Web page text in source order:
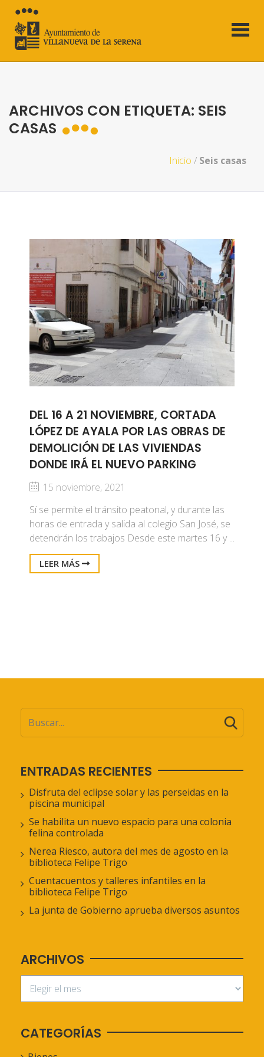
ARCHIVOS CON ETIQUETA: SEIS
CASAS
Inicio / Seis casas
DEL 16 A 21 NOVIEMBRE, CORTADA
LÓPEZ DE AYALA POR LAS OBRAS DE
DEMOLICIÓN DE LAS VIVIENDAS
DONDE IRÁ EL NUEVO PARKING
15 noviembre, 2021
Sí se permite el tránsito peatonal, y durante las
horas de entrada y salida al colegio San José, se
detendrán los trabajos Desde este martes 16 y ...
LEER MÁS
ENTRADAS RECIENTES
Disfruta del eclipse solar y las perseidas en la
piscina municipal
Se habilita un nuevo espacio para una colonia
felina controlada
Nerea Riesco, autora del mes de agosto en la
biblioteca Felipe Trigo
Cuentacuentos y talleres infantiles en la
biblioteca Felipe Trigo
La junta de Gobierno aprueba diversos asuntos
ARCHIVOS
CATEGORÍAS